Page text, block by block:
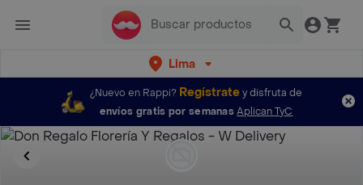
Lima
¿Nuevo en Rappi? Regístratey disfruta de
envíos gratis por semanas Aplican TyC